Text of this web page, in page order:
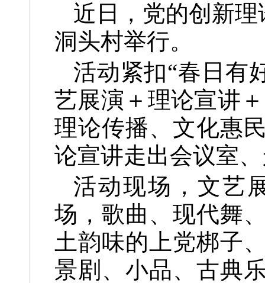
近日，党的创新
洞头村举行。
活动紧扣“春日有
艺展演＋理论宣讲
理论传播、文化惠
论宣讲走出会议室
活动现场，文艺
场，歌曲、现代舞
土韵味的上党梆子
景剧、小品、古典